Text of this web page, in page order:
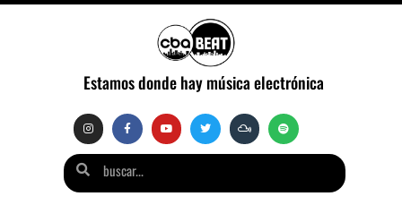
Estamos donde hay música electrónica